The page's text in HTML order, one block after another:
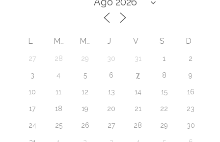
L M M J V S D
27 28 29 30 31 1 2
3 4 5 6 7 8 9
10 11 12 13 14 15 16
17 18 19 20 21 22 23
24 25 26 27 28 29 30